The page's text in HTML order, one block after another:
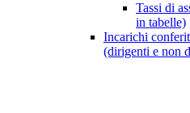
Tassi di
in tabelle)
Incarichi
(dirigenti e non